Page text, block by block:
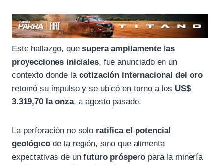
Este hallazgo, que supera ampliamente las
proyecciones iniciales, fue anunciado en un
contexto donde la cotización internacional del oro
retomó su impulso y se ubicó en torno a los US$
3.319,70 la onza, a agosto pasado.
La perforación no solo ratifica el potencial
geológico de la región, sino que alimenta
expectativas de un futuro próspero para la minería